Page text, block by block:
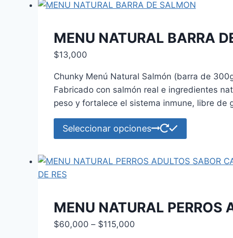
MENU NATURAL BARRA
$13,000
Chunky Menú Natural Salmón (barra de
Fabricado con salmón real e ingredientes
peso y fortalece el sistema inmune, libre de
Seleccionar opciones
producto
múltiples
opciones
MENU NATURAL PERROS
$60,000 – $115,000Price